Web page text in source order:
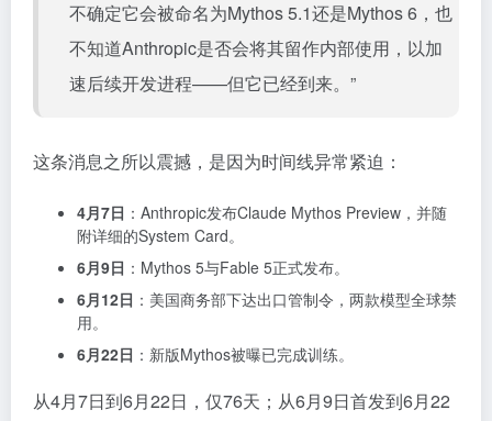
不确定它会被命名为Mythos 5.1还是Mythos 6，也
不知道Anthropic是否会将其留作内部使用，以加
速后续开发进程——但它已经到来。”
这条消息之所以震撼，是因为时间线异常紧迫：
4月7日 ：Anthropic发布Claude Mythos Preview，并随
附详细的System Card。
6月9日 ：Mythos 5与Fable 5正式发布。
6月12日 ：美国商务部下达出口管制令，两款模型全球禁
用。
6月22日 ：新版Mythos被曝已完成训练。
从4月7日到6月22日，仅76天；从6月9日首发到6月22